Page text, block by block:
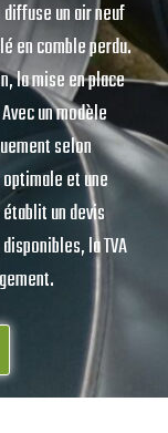
un air neuf
en comble perdu.
la mise en place
un modèle
selon
et une
un devis
la TVA